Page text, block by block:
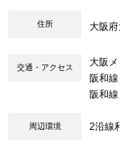
住所 大阪
交通・アクセス 大阪
阪和
阪和
周辺環境 2沿線